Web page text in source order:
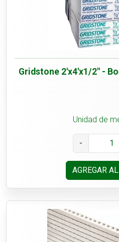
Gridstone 2'x4'x1/2" -
Unidad de
-
AGREGAR